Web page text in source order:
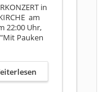
in
am
22:00 Uhr,
Pauken